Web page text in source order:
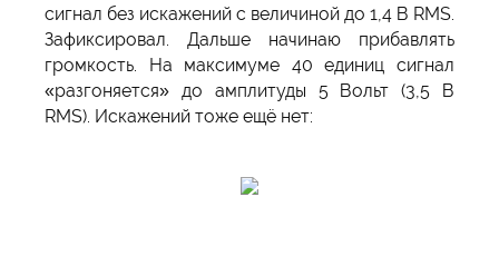
сигнал без искажений с величиной до 1,4 В RMS.
Зафиксировал. Дальше начинаю прибавлять
громкость. На максимуме 40 единиц сигнал
«разгоняется» до амплитуды 5 Вольт (3,5 В
RMS). Искажений тоже ещё нет: